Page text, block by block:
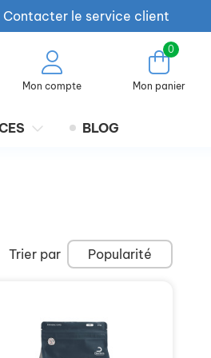
Contacter le service client
Mon compte
0
Mon panier
BLOG
Trier par Popularité